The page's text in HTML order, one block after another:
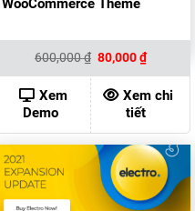
WooCommerce Theme
600,000₫ Giá
gốc
là:
600,000 ₫.
80,000₫Giá
hiện
tại
là:
80,000
Xem
Demo
Xem chi
tiết